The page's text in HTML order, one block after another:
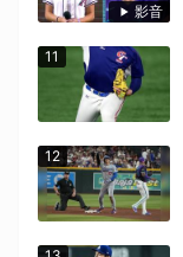
影音
11
12